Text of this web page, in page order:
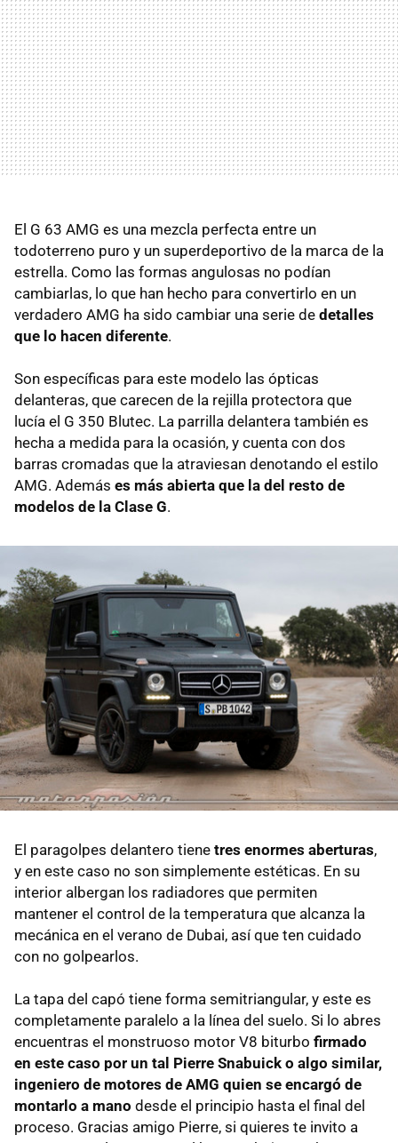
El G 63 AMG es una mezcla perfecta entre un
todoterreno puro y un superdeportivo de la marca de la
estrella. Como las formas angulosas no podían
cambiarlas, lo que han hecho para convertirlo en un
verdadero AMG ha sido cambiar una serie de detalles
que lo hacen diferente.
Son específicas para este modelo las ópticas
delanteras, que carecen de la rejilla protectora que
lucía el G 350 Blutec. La parrilla delantera también es
hecha a medida para la ocasión, y cuenta con dos
barras cromadas que la atraviesan denotando el estilo
AMG. Además es más abierta que la del resto de
modelos de la Clase G.
El paragolpes delantero tiene tres enormes aberturas,
y en este caso no son simplemente estéticas. En su
interior albergan los radiadores que permiten
mantener el control de la temperatura que alcanza la
mecánica en el verano de Dubai, así que ten cuidado
con no golpearlos.
La tapa del capó tiene forma semitriangular, y este es
completamente paralelo a la línea del suelo. Si lo abres
encuentras el monstruoso motor V8 biturbo firmado
en este caso por un tal Pierre Snabuick o algo similar,
ingeniero de motores de AMG quien se encargó de
montarlo a mano desde el principio hasta el final del
proceso. Gracias amigo Pierre, si quieres te invito a